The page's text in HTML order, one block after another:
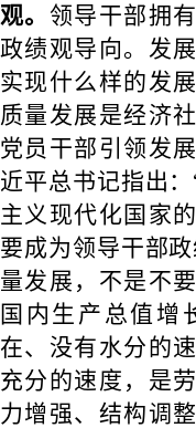
观。 领导干部拥
政绩观导向。发
实现什么样的发
质量发展是经济
党员干部引领发
近平总书记指出
主义现代化国家
要成为领导干部
量发展，不是不
国内生产总值增
在、没有水分的
充分的速度，是
力增强、结构调